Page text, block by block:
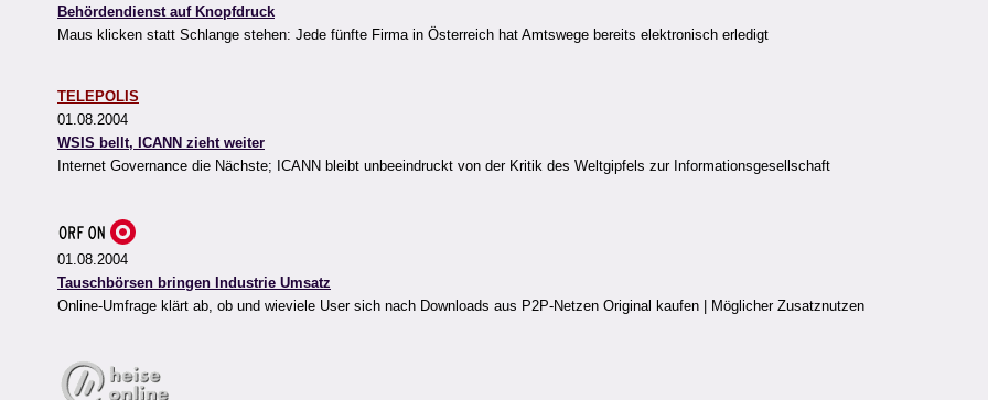
Behördendienst auf Knopfdruck
Maus klicken statt Schlange stehen: Jede fünfte Firma in Österreich hat Amtswege bereits elektronisch erledigt
TELEPOLIS
01.08.2004
WSIS bellt, ICANN zieht weiter
Internet Governance die Nächste; ICANN bleibt unbeeindruckt von der Kritik des Weltgipfels zur Informationsgesellschaft
01.08.2004
Tauschbörsen bringen Industrie Umsatz
Online-Umfrage klärt ab, ob und wieviele User sich nach Downloads aus P2P-Netzen Original kaufen | Möglicher Zusatznutzen